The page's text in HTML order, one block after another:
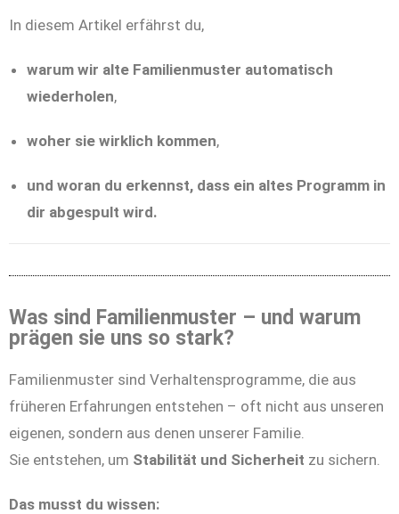
In diesem Artikel erfährst du,
warum wir alte Familienmuster automatisch
wiederholen,
woher sie wirklich kommen,
und woran du erkennst, dass ein altes Programm in
dir abgespult wird.
Was sind Familienmuster – und warum
prägen sie uns so stark?
Familienmuster sind Verhaltensprogramme, die aus
früheren Erfahrungen entstehen – oft nicht aus unseren
eigenen, sondern aus denen unserer Familie.
Sie entstehen, um Stabilität und Sicherheit zu sichern.
Das musst du wissen: